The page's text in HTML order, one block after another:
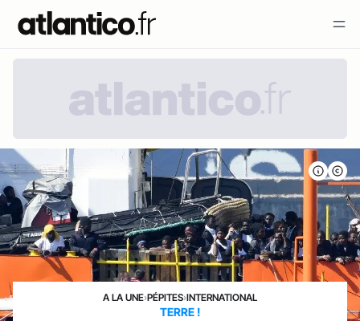
A LA UNE›PÉPITES›INTERNATIONAL
TERRE !